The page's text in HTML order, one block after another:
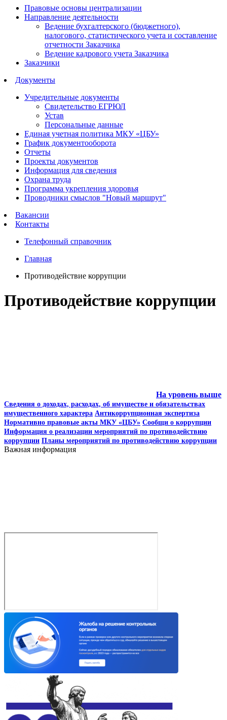
Правовые основы централизации
Направление деятельности
Ведение бухгалтерского (бюджетного),
налогового, статистического учета и составление
отчетности Заказчика
Ведение кадрового учета Заказчика
Заказчики
Документы
Учредительные документы
Свидетельство ЕГРЮЛ
Устав
Персональные данные
Единая учетная политика МКУ «ЦБУ»
График документооборота
Отчеты
Проекты документов
Информация для сведения
Охрана труда
Программа укрепления здоровья
Проводники смыслов "Новый маршрут"
Вакансии
Контакты
Телефонный справочник
Главная
Противодействие коррупции
Противодействие коррупции
На уровень выше
Сведения о доходах, расходах, об имуществе и обязательствах
имущественного характера Антикоррупционная экспертиза
Нормативно правовые акты МКУ «ЦБУ» Сообщи о коррупции
Информация о реализации мероприятий по противодействию
коррупции Планы мероприятий по противодействию коррупции
Важная информация